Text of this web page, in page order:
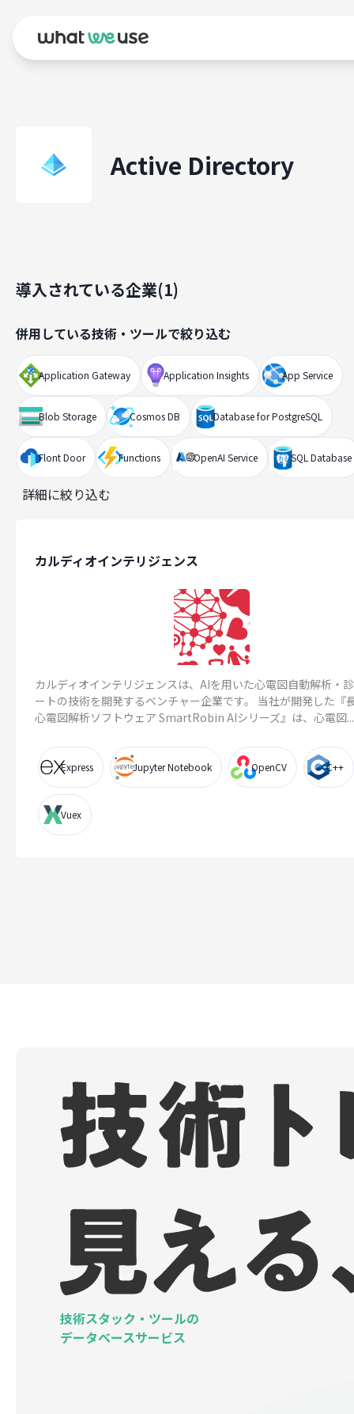
Active Directory
導入されている企業(1)
併用している技術・ツールで絞り込む
Application Gateway Application Insights App Service
Blob Storage Cosmos DB Database for PostgreSQL
Flont Door Functions OpenAI Service SQL Database
詳細に絞り込む
カルディオインテリジェンス
カルディオインテリジェンスは、AIを用いた心電図自動解析・
ートの技術を開発するベンチャー企業です。 当社が開発した『
心電図解析ソフトウェア SmartRobin AIシリーズ』は、心電図...
Express Jupyter Notebook OpenCV C++
Vuex
技術スタック・ツールの
データベースサービス